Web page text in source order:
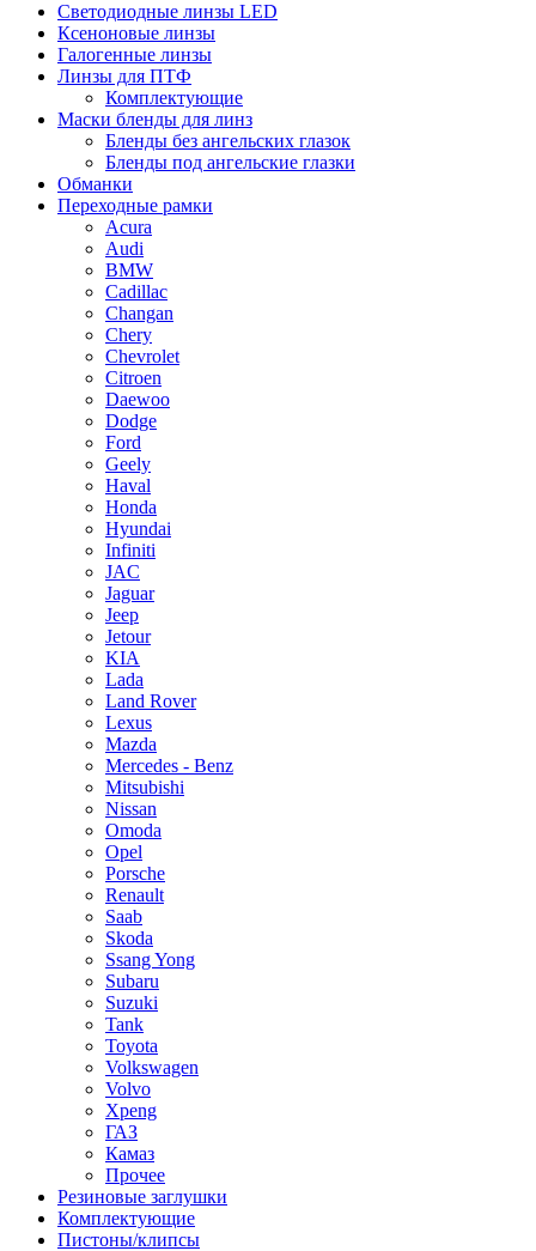
Светодиодные линзы LED
Ксеноновые линзы
Галогенные линзы
Линзы для ПТФ
Комплектующие
Маски бленды для линз
Бленды без ангельских глазок
Бленды под ангельские глазки
Обманки
Переходные рамки
Acura
Audi
BMW
Cadillac
Changan
Chery
Chevrolet
Citroen
Daewoo
Dodge
Ford
Geely
Haval
Honda
Hyundai
Infiniti
JAC
Jaguar
Jeep
Jetour
KIA
Lada
Land Rover
Lexus
Mazda
Mercedes - Benz
Mitsubishi
Nissan
Omoda
Opel
Porsche
Renault
Saab
Skoda
Ssang Yong
Subaru
Suzuki
Tank
Toyota
Volkswagen
Volvo
Xpeng
ГАЗ
Камаз
Прочее
Резиновые заглушки
Комплектующие
Пистоны/клипсы